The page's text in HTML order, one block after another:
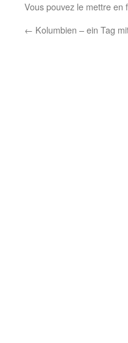
Vous pouvez le mettre en
← Kolumbien – ein Tag